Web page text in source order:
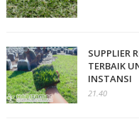
SUPPLIER
TERBAIK
INSTANSI
21.40